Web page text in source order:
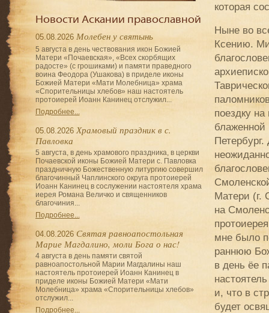
которая
Ныне во
Ксению.
поездку на
блаженной
Матери (г.
на
мне было
раннюю
в день ёе
и, что в
будет
Новости Аскании православной
05.08.2026 Молебен у святынь
5 августа в день чествования икон Божией
Матери «Почаевская», «Всех скорбящих
радосте» (с грошиками) и памяти праведного
воина Феодора (Ушакова) в приделе иконы
Божией Матери «Мати Молебница» храма
«Спорительницы хлебов» наш настоятель
протоиерей Иоанн Канинец отслужил...
Подробнее...
05.08.2026 Храмовый праздник в с.
Павловка
5 августа, в день храмового праздника, в церкви
Почаевской иконы Божией Матери с. Павловка
праздничную Божественную литургию совершил
благочинный Чаплинского округа протоиерей
Иоанн Канинец в сослужении настоятеля храма
иерея Романа Величко и священников
благочиния...
Подробнее...
04.08.2026 Святая равноапостольная
Марие Магдалино, моли Бога о нас!
4 августа в день памяти святой
равноапостольной Марии Магдалины наш
настоятель протоиерей Иоанн Канинец в
приделе иконы Божией Матери «Мати
Молебница» храма «Спорительницы хлебов»
отслужил...
Подробнее...